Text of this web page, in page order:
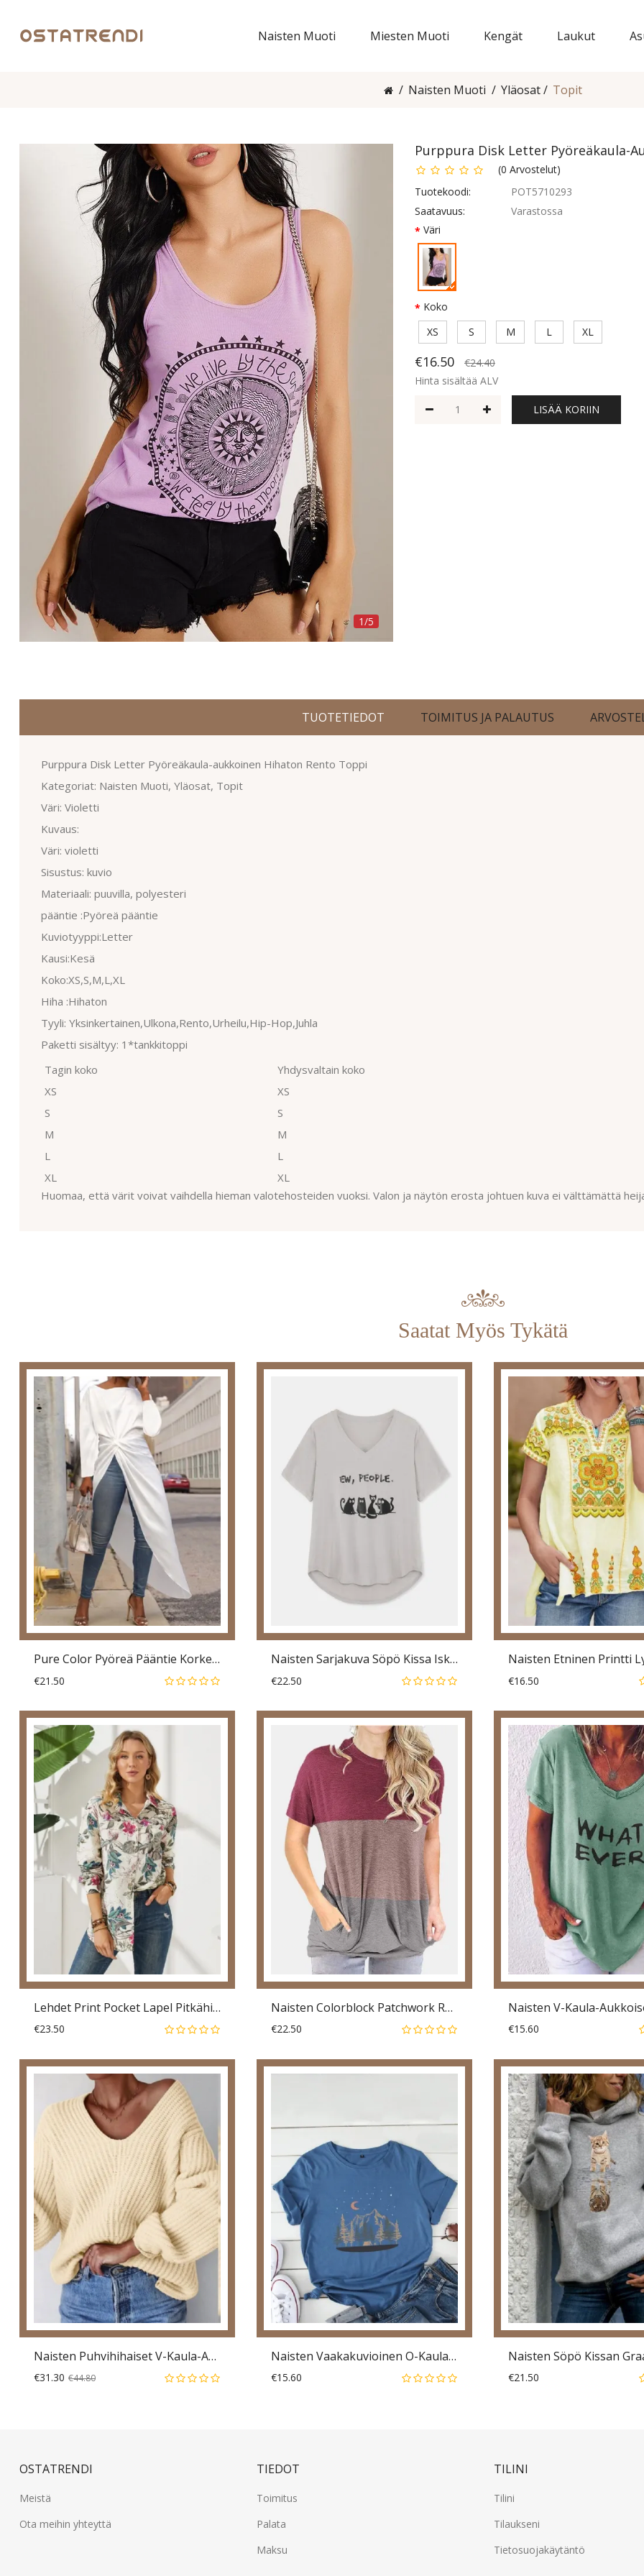
Naisten Muoti Miesten Muoti Kengät Laukut
Naisten Muoti Yläosat Topit
1/5
Purppura Disk Letter Pyöreäkaula-
(0 Arvostelut)
Tuotekoodi:
POT5710293
Saatavuus:
Varastossa
Väri
Koko
XS
S M L XL
€16.50
€24.40
Hinta sisältää ALV
LISÄÄ KORIIN
TUOTETIEDOT TOIMITUS JA PALAUTUS
Purppura Disk Letter Pyöreäkaula-aukkoinen Hihaton Rento Toppi
Kategoriat: Naisten Muoti, Yläosat, Topit
Väri: Violetti
Kuvaus:
Väri: violetti
Sisustus: kuvio
Materiaali: puuvilla, polyesteri
pääntie :Pyöreä pääntie
Kuviotyyppi:Letter
Kausi:Kesä
Koko:XS,S,M,L,XL
Hiha :Hihaton
Tyyli: Yksinkertainen,Ulkona,Rento,Urheilu,Hip-Hop,Juhla
Paketti sisältyy: 1*tankkitoppi
Tagin koko
Yhdysvaltain koko
XS
XS
S
S
M
M
L
L
XL
XL
Huomaa, että värit voivat vaihdella hieman valotehosteiden vuoksi. Valon ja näytön erosta johtuen kuva ei välttämättä
Saatat Myös Tykätä
Pure Color Pyöreä Pääntie Korkea Matala Helma Pitkähihaiset Paidat
€21.50
Naisten Sarjakuva Söpö Kissa Iskulause Print V-Kaula Kaareva Helma Lyhythihainen T-Paita
€22.50 €16.50
Lehdet Print Pocket Lapel Pitkähihainen Button Down Paita
€23.50
Naisten Colorblock Patchwork Roudn Neck Lyhythihaiset T-Paidat
€22.50 €15.60
Naisten Puhvihihaiset V-Kaula-Aukkoiset Laskostetut Kiinteät Löysät Paksut Muotipuserot
€31.30 €44.80
Naisten Vaakakuvioinen O-Kaula-Aukkoinen Rento Lyhythihainen T-Paita
€15.60 €21.50
OSTATRENDI
Meistä
Ota meihin yhteyttä
TIEDOT
Toimitus
Palata
Maksu
TILINI
Tilini
Tilaukseni
Tietosuojakäytäntö